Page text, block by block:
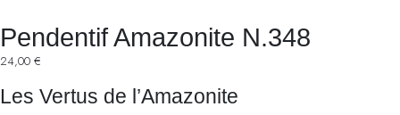
Pendentif Amazonite N.348
24,00 €
Les Vertus de l’Amazonite